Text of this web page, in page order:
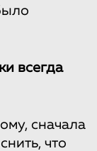
всегда
сначала
что